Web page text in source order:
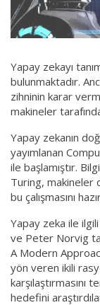
Yapay zekayı
bulunmaktadır.
zihninin karar
makineler
Yapay zekanın
yayımlanan
ile başlamıştır.
Turing, makineler
bu çalışmasını
Yapay zeka ile
ve Peter Norvig
A Modern
yön veren ikili
karşılaştırmasını
hedefini